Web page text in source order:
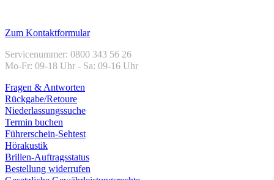
Zum Kontaktformular
Servicenummer: 0800 343 56 26
Mo-Fr: 09-18 Uhr - Sa: 09-16 Uhr
Fragen & Antworten
Rückgabe/Retoure
Niederlassungssuche
Termin buchen
Führerschein-Sehtest
Hörakustik
Brillen-Auftragsstatus
Bestellung widerrufen